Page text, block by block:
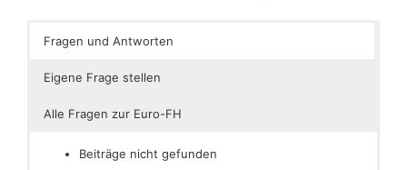
Fragen und Antworten
Eigene Frage stellen
Alle Fragen zur Euro-FH
Beiträge nicht gefunden